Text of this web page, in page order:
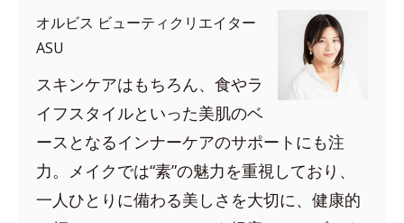
オルビス ビューティクリエイター
ASU
スキンケアはもちろん、食やラ
イフスタイルといった美肌のベ
ースとなるインナーケアのサポートにも注
力。メイクでは“素”の魅力を重視しており、
一人ひとりに備わる美しさを大切に、健康的